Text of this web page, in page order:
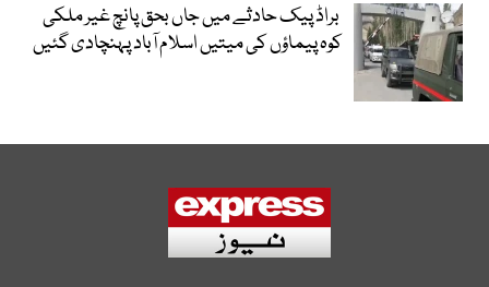
براڈ پیک حادثے میں جاں بحق پانچ غیر ملکی
کوہ پیماؤں کی میتیں اسلام آباد پہنچادی گئیں